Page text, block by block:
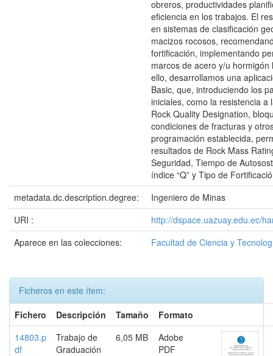
obreros, productividades
eficiencia en los trabajos. El
en sistemas de clasificación
macizos rocosos,
fortificación, implementando
marcos de acero y/u hormigón
ello, desarrollamos una
Basic, que, introduciendo los
iniciales, como la resistencia a
Rock Quality Designation,
condiciones de fracturas y
programación establecida,
resultados de Rock Mass
Seguridad, Tiempo de
índice “Q” y Tipo de
metadata.dc.description.degree:
Ingeniero de Minas
URI :
http://dspace.uazuay.edu.ec/
Aparece en las colecciones:
Facultad de Ciencia y
Ficheros en este ítem:
Fichero
Descripción Tamaño
Formato
14803.p
df
Trabajo de
Graduación
6,05 MB
Adobe
PDF